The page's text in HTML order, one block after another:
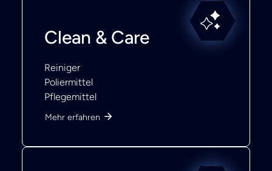
Clean & Care
Reiniger
Poliermittel
Pflegemittel
Mehr erfahren